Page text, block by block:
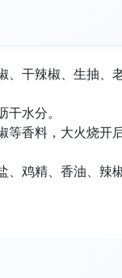
干辣椒、生抽、老
水分。
等香料，大火烧开
、鸡精、香油、辣